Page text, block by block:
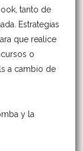
tanto de
Estrategias
que realice
o
a cambio de
y la